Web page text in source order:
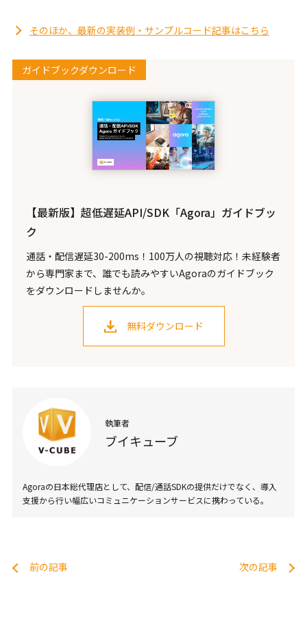
そのほか、最新の実装例・サンプルコード記事はこちら
ガイドブックダウンロード
【最新版】超低遅延API/SDK「Agora」ガイドブッ
ク
通話・配信遅延30-200ms！100万人の視聴対応！未経験者
から専門家まで、誰でも読みやすいAgoraのガイドブック
をダウンロードしませんか。
無料ダウンロード
執筆者
ブイキューブ
Agoraの日本総代理店として、配信/通話SDKの提供だけでなく、導入
支援から行い幅広いコミュニケーションサービスに携わっている。
前の記事 次の記事